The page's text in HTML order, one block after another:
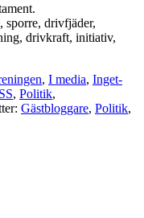
sporre, drivfjäder,
drivkraft, initiativ,
, I media, Inget-
, Politik,
Gästbloggare, Politik,